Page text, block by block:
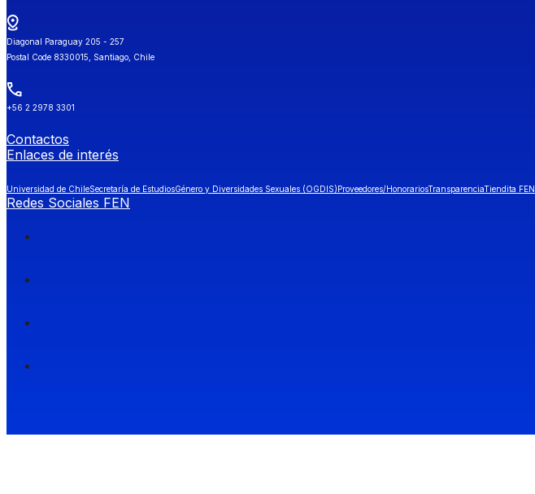
Diagonal Paraguay 205 - 257
Postal Code 8330015, Santiago, Chile
+56 2 2978 3301
Contactos
Enlaces de interés
Universidad de ChileSecretaría de EstudiosGénero y Diversidades Sexuales (OGDIS)Proveedores/HonorariosTransparenciaTiendita FEN
Redes Sociales FEN